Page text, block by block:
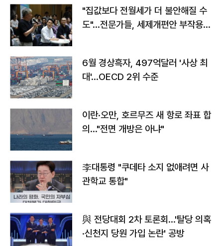
"집값보다 전월세가 더 불안해질 수
도"…전문가들, 세제개편안 부작용
6월 경상흑자, 497억달러 '사상 최
대'…OECD 2위 수준
이란·오만, 호르무즈 새 항로 좌표 합
의…"전면 개방은 아냐"
李대통령 "쿠데타 소지 없애려면 사
관학교 통합"
與 전당대회 2차 토론회…'탈당 의혹
·신천지 당원 가입 논란' 공방